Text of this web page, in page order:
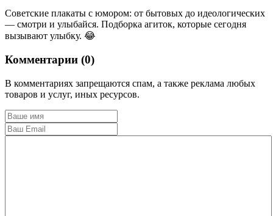
Советские плакаты с юмором: от бытовых до идеологических
— смотри и улыбайся. Подборка агиток, которые сегодня
вызывают улыбку. 😂
Комментарии (0)
В комментариях запрещаются спам, а также реклама любых
товаров и услуг, иных ресурсов.